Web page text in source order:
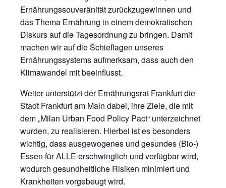
Ernährungssouveränität zurückzugewinnen und
das Thema Ernährung in einem demokratischen
Diskurs auf die Tagesordnung zu bringen. Damit
machen wir auf die Schieflagen unseres
Ernährungssystems aufmerksam, dass auch den
Klimawandel mit beeinflusst.
Weiter unterstützt der Ernährungsrat Frankfurt die
Stadt Frankfurt am Main dabei, ihre Ziele, die mit
dem „Milan Urban Food Policy Pact“ unterzeichnet
wurden, zu realisieren. Hierbei ist es besonders
wichtig, dass ausgewogenes und gesundes (Bio-)
Essen für ALLE erschwinglich und verfügbar wird,
wodurch gesundheitliche Risiken minimiert und
Krankheiten vorgebeugt wird.